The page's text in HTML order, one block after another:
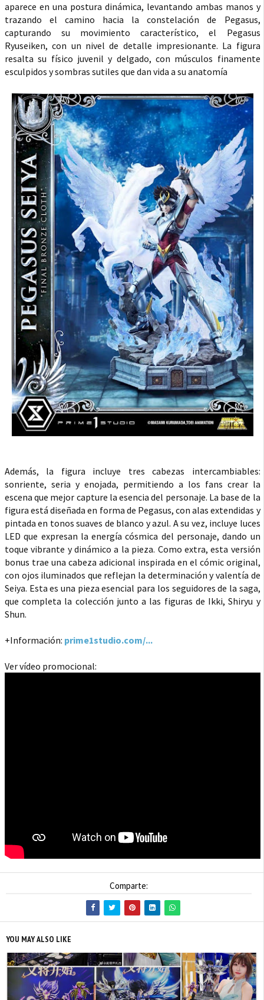
aparece en una postura dinámica, levantando ambas manos y
trazando el camino hacia la constelación de Pegasus,
capturando su movimiento característico, el Pegasus
Ryuseiken, con un nivel de detalle impresionante. La figura
resalta su físico juvenil y delgado, con músculos finamente
esculpidos y sombras sutiles que dan vida a su anatomía
Además, la figura incluye tres cabezas intercambiables:
sonriente, seria y enojada, permitiendo a los fans crear la
escena que mejor capture la esencia del personaje. La base de la
figura está diseñada en forma de Pegasus, con alas extendidas y
pintada en tonos suaves de blanco y azul. A su vez, incluye luces
LED que expresan la energía cósmica del personaje, dando un
toque vibrante y dinámico a la pieza. Como extra, esta versión
bonus trae una cabeza adicional inspirada en el cómic original,
con ojos iluminados que reflejan la determinación y valentía de
Seiya. Esta es una pieza esencial para los seguidores de la saga,
que completa la colección junto a las figuras de Ikki, Shiryu y
Shun.
+Información: prime1studio.com/...
Ver vídeo promocional:
Comparte:
YOU MAY ALSO LIKE